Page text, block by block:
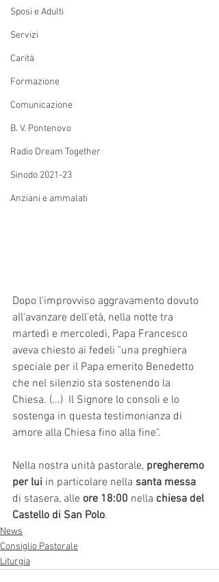
Sposi e Adulti
Servizi
Carità
Formazione
Comunicazione
B. V. Pontenovo
Radio Dream Together
Sinodo 2021-23
Anziani e ammalati
Dopo l'improvviso aggravamento dovuto
all'avanzare dell'età, nella notte tra
martedì e mercoledì, Papa Francesco
aveva chiesto ai fedeli "una preghiera
speciale per il Papa emerito Benedetto
che nel silenzio sta sostenendo la
Chiesa. (...)  Il Signore lo consoli e lo
sostenga in questa testimonianza di
amore alla Chiesa fino alla fine".
Nella nostra unità pastorale, pregheremo
per lui in particolare nella santa messa
di stasera, alle ore 18:00 nella chiesa del
Castello di San Polo.
News
Consiglio Pastorale
Liturgia